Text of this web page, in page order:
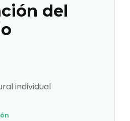
del
individual